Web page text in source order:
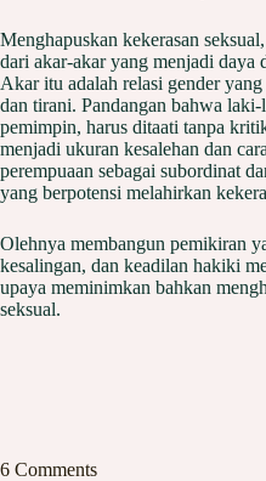
Menghapuskan kekerasan
dari akar-akar yang menjadi daya
Akar itu adalah relasi gender
dan tirani. Pandangan bahwa
pemimpin, harus ditaati tanpa
menjadi ukuran kesalehan dan
perempuaan sebagai subordinat
yang berpotensi melahirkan
Olehnya membangun pemikiran
kesalingan, dan keadilan hakiki
upaya meminimkan bahkan
seksual.
6 Comments